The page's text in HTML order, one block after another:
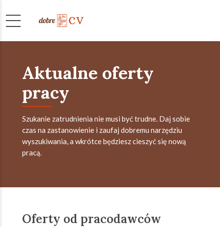
Aktualne oferty
pracy
Szukanie zatrudnienia nie musi być trudne. Daj sobie
czas na zastanowienie i zaufaj dobremu narzędziu
wyszukiwania, a wkrótce będziesz cieszyć się nową
pracą.
Oferty od pracodawców